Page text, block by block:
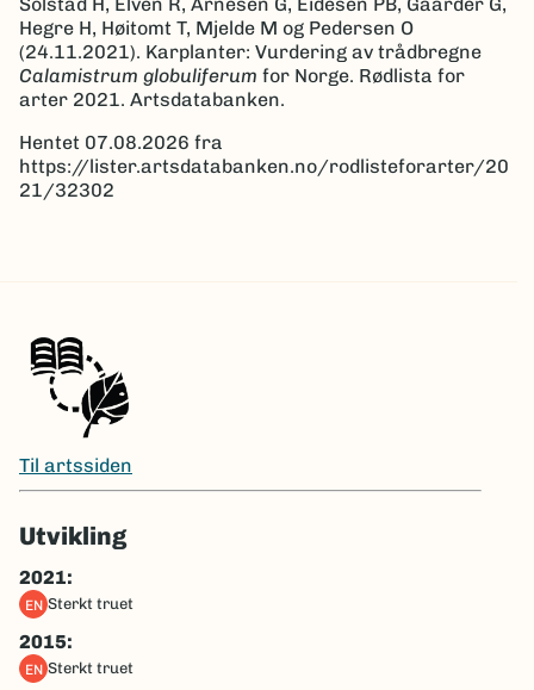
Hegre H, Høitomt T, Mjelde M og Pedersen O
(24.11.2021). Karplanter: Vurdering av trådbregne
Calamistrum globuliferum for Norge. Rødlista for
arter 2021. Artsdatabanken.
Hentet 07.08.2026 fra
https://lister.artsdatabanken.no/rodlisteforarter/20
21/32302
Til artssiden
Utvikling
2021:
EN sterkt truet
2015:
EN sterkt truet